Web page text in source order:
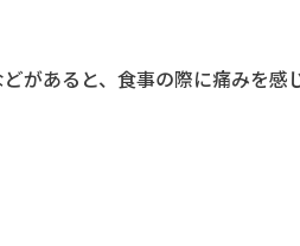
があると、食事の際に痛みを感